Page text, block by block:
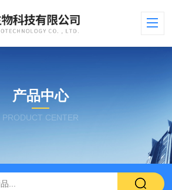
产品中心
PRODUCT CENTER